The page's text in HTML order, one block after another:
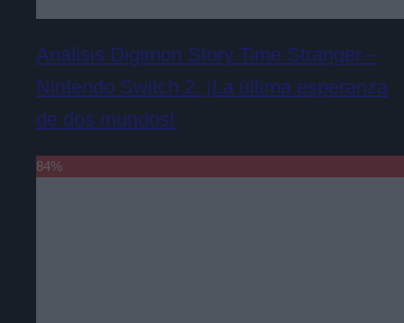
Análisis Digimon Story Time Stranger –
Nintendo Switch 2. ¡La última esperanza
de dos mundos!
84%